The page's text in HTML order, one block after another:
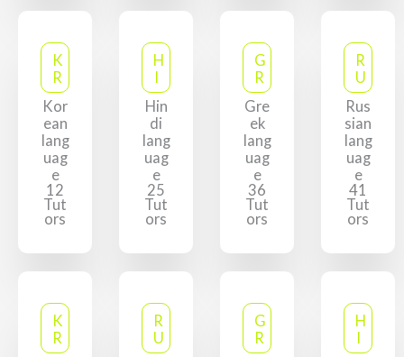
K
R
Kor
ean
lang
uag
e
12
Tut
ors
H
I
Hin
di
lang
uag
e
25
Tut
ors
G
R
Gre
ek
lang
uag
e
36
Tut
ors
R
U
Rus
sian
lang
uag
e
41
Tut
ors
K
R
R
U
G
R
H
I